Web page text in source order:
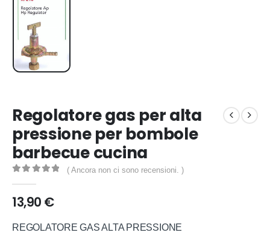
Regolatore gas per alta
pressione per bombole
barbecue cucina
( Ancora non ci sono recensioni. )
13,90 €
REGOLATORE GAS ALTA PRESSIONE